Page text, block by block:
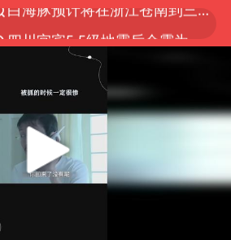
四川宜宾5.5级地震后余震为何不断
“伊斯兰版北约”出现
武契奇会见泽连斯基有何意图
上海中心城区暴雨预警由橙变红